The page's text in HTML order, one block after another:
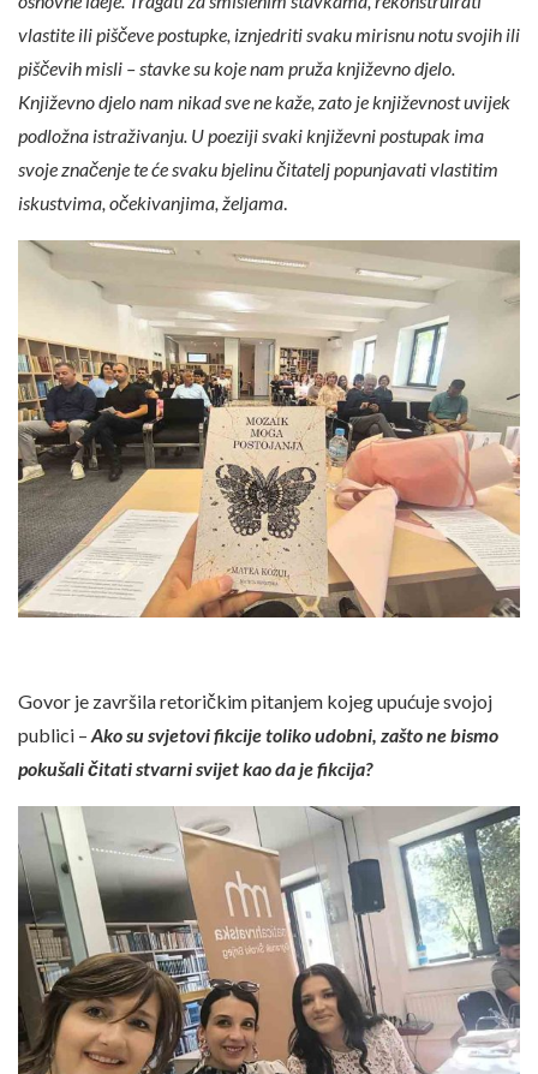
vlastite ili piščeve postupke, iznjedriti svaku mirisnu notu svojih ili
piščevih misli – stavke su koje nam pruža književno djelo.
Književno djelo nam nikad sve ne kaže, zato je književnost uvijek
podložna istraživanju. U poeziji svaki književni postupak ima
svoje značenje te će svaku bjelinu čitatelj popunjavati vlastitim
iskustvima, očekivanjima, željama.
Govor je završila retoričkim pitanjem kojeg upućuje svojoj
publici – Ako su svjetovi fikcije toliko udobni, zašto ne bismo
pokušali čitati stvarni svijet kao da je fikcija?